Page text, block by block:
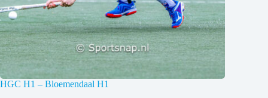
HGC H1 – Bloemendaal H1